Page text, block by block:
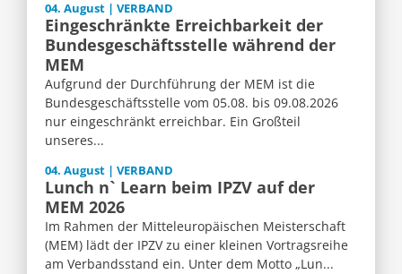
04. August | VERBAND
Eingeschränkte Erreichbarkeit der
Bundesgeschäftsstelle während der
MEM
Aufgrund der Durchführung der MEM ist die
Bundesgeschäftsstelle vom 05.08. bis 09.08.2026
nur eingeschränkt erreichbar. Ein Großteil
unseres...
04. August | VERBAND
Lunch n` Learn beim IPZV auf der
MEM 2026
Im Rahmen der Mitteleuropäischen Meisterschaft
(MEM) lädt der IPZV zu einer kleinen Vortragsreihe
am Verbandsstand ein. Unter dem Motto „Lun...